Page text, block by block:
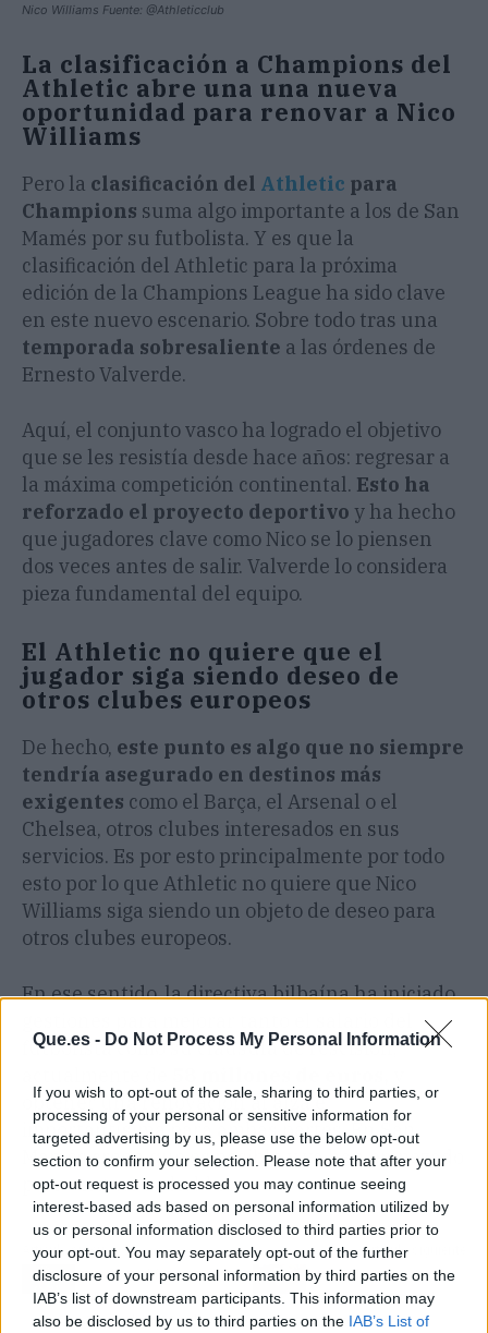
Que.es - Do Not Process My Personal Information
If you wish to opt-out of the sale, sharing to third parties, or
processing of your personal or sensitive information for
targeted advertising by us, please use the below opt-out
section to confirm your selection. Please note that after your
opt-out request is processed you may continue seeing
interest-based ads based on personal information utilized by
us or personal information disclosed to third parties prior to
your opt-out. You may separately opt-out of the further
disclosure of your personal information by third parties on the
IAB’s list of downstream participants. This information may
also be disclosed by us to third parties on the IAB’s List of
Nico Williams Fuente: @Athleticclub
La clasificación a Champions del
Athletic abre una una nueva
oportunidad para renovar a Nico
Williams
Pero la clasificación del Athletic para
Champions suma algo importante a los de San
Mamés por su futbolista. Y es que la
clasificación del Athletic para la próxima
edición de la Champions League ha sido clave
en este nuevo escenario. Sobre todo tras una
temporada sobresaliente a las órdenes de
Ernesto Valverde.
Aquí, el conjunto vasco ha logrado el objetivo
que se les resistía desde hace años: regresar a
la máxima competición continental. Esto ha
reforzado el proyecto deportivo y ha hecho
que jugadores clave como Nico se lo piensen
dos veces antes de salir. Valverde lo considera
pieza fundamental del equipo.
El Athletic no quiere que el
jugador siga siendo deseo de
otros clubes europeos
De hecho, este punto es algo que no siempre
tendría asegurado en destinos más
exigentes como el Barça, el Arsenal o el
Chelsea, otros clubes interesados en sus
servicios. Es por esto principalmente por todo
esto por lo que Athletic no quiere que Nico
Williams siga siendo un objeto de deseo para
otros clubes europeos.
En ese sentido, la directiva bilbaína ha iniciado
futbolista como su cláusula de rescisión,
obtener una renovación al alza e
importantísima para ambas partes. En San
Mamés creen que es posible y ya han empezado
para sentarse a hablar.
Artículo anterior
Jesús Rodríguez asusta
al Betis con ofertón de la
Bundesliga: 20 millones
Artículo siguiente
Marcelino quiere a un
crack del PSG con el
dinero de Baena